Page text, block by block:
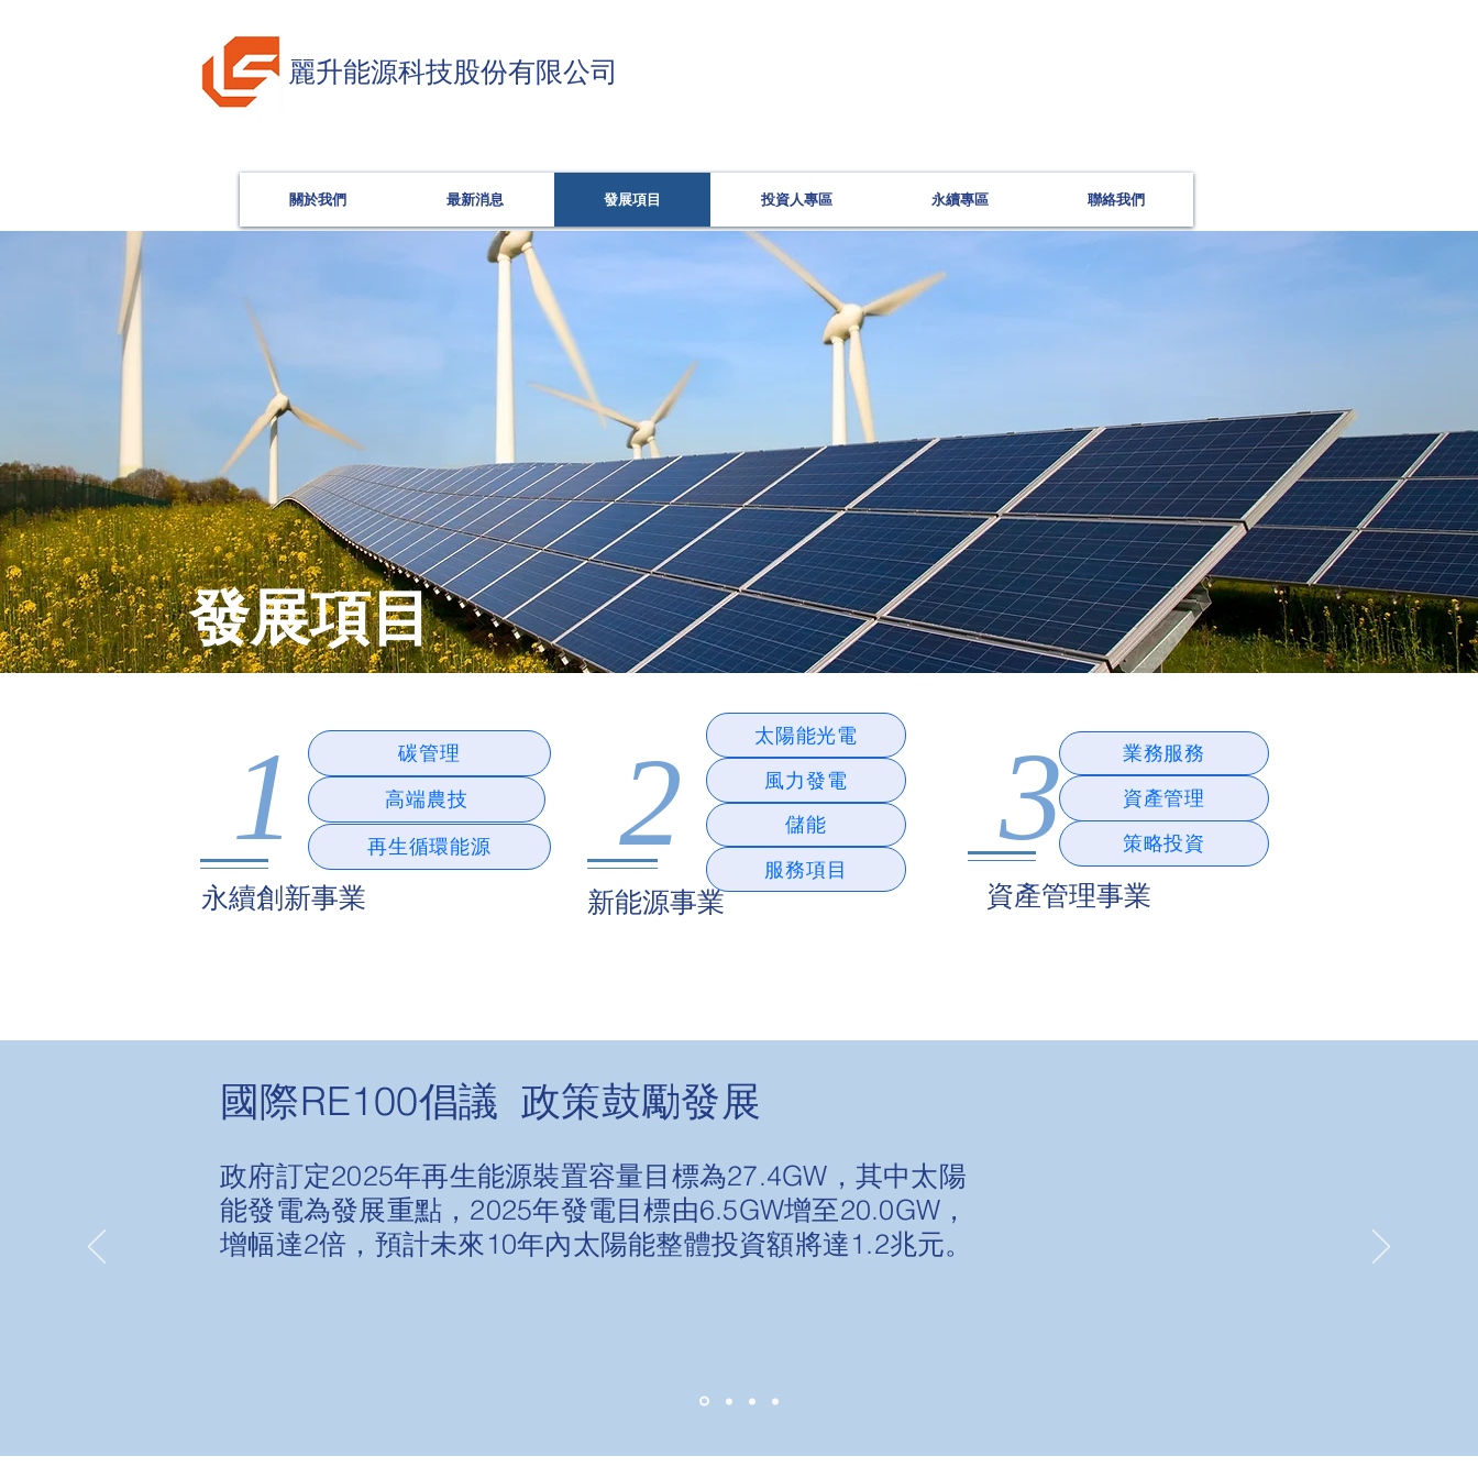
麗升能源科技股份有限公司
關於我們 最新消息 發展項目 投資人專區 永續專區 聯絡我們
發展項目
1
永續創新事業
碳管理
高端農技
再生循環能源
2
新能源事業
太陽能光電
風力發電
儲能
服務項目
3
業務服務
資產管理
策略投資
資產管理事業
國際RE100倡議 政策鼓勵發展
政府訂定2025年再生能源裝置容量目標為27.4GW，其中太陽
能發電為發展重點，2025年發電目標由6.5GW增至20.0GW，
增幅達2倍，預計未來10年內太陽能整體投資額將達1.2兆元。